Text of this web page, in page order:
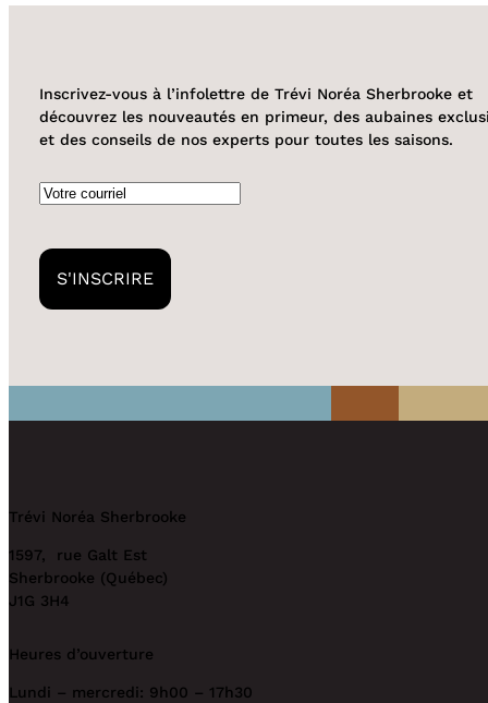
Inscrivez-vous à l’infolettre de Trévi Noréa Sherbrooke et
découvrez les nouveautés en primeur, des aubaines
et des conseils de nos experts pour toutes les saisons.
Courriel
S'INSCRIRE
Trévi Noréa Sherbrooke
1597, rue Galt Est
Sherbrooke (Québec)
J1G 3H4
Heures d’ouverture
Lundi – mercredi: 9h00 – 17h30